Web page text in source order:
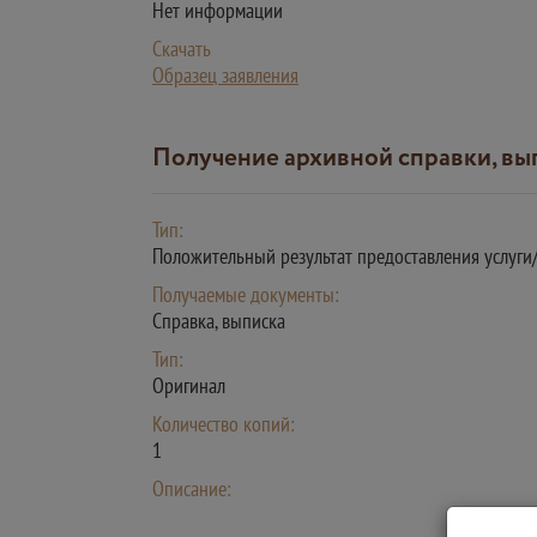
Нет информации
Скачать
Образец заявления
Получение архивной справки,
Тип:
Положительный результат предоставления
Получаемые документы:
Справка, выписка
Тип:
Оригинал
Количество копий:
1
Описание: